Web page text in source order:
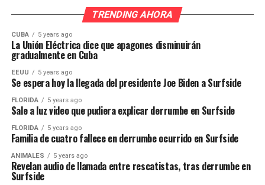
TRENDING AHORA
CUBA 5 years ago
La Unión Eléctrica dice que apagones disminuirán
gradualmente en Cuba
EEUU 5 years ago
Se espera hoy la llegada del presidente Joe Biden a Surfside
FLORIDA 5 years ago
Sale a luz video que pudiera explicar derrumbe en Surfside
FLORIDA 5 years ago
Familia de cuatro fallece en derrumbe ocurrido en Surfside
ANIMALES 5 years ago
Revelan audio de llamada entre rescatistas, tras derrumbe en
Surfside